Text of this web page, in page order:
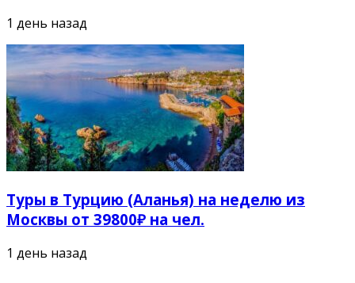
1 день назад
Туры в Турцию (Аланья) на неделю из
Москвы от 39800₽ на чел.
1 день назад